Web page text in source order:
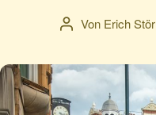
Beitragsautor
Von Erich Stör